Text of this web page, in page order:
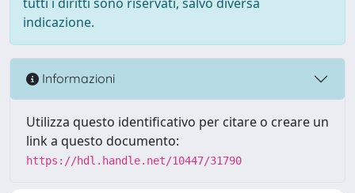
indicazione.
Informazioni
Utilizza questo identificativo per citare o creare un
link a questo documento:
https://hdl.handle.net/10447/31790